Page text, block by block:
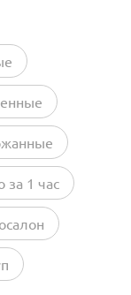
за 1 час